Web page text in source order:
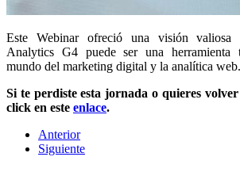
Este Webinar ofreció una visión valiosa
Analytics G4 puede ser una herramienta
mundo del marketing digital y la analítica web.
Si te perdiste esta jornada o quieres
click en este enlace.
Anterior
Siguiente